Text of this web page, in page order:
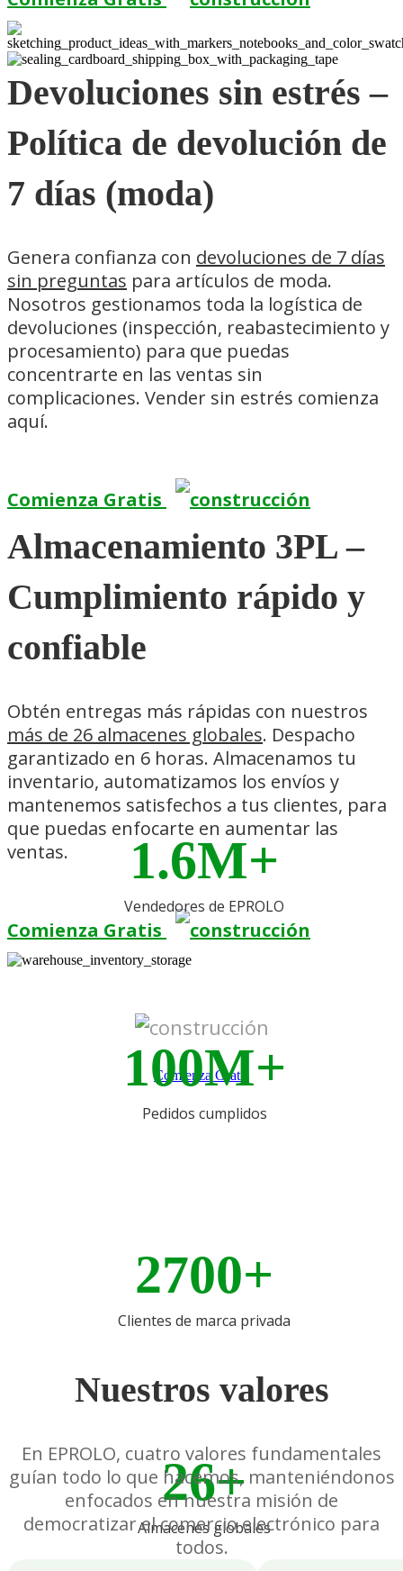
Devoluciones sin estrés –
Política de devolución de
7 días (moda)
Genera confianza con devoluciones de 7 días
sin preguntas para artículos de moda.
Nosotros gestionamos toda la logística de
devoluciones (inspección, reabastecimiento y
procesamiento) para que puedas
concentrarte en las ventas sin
complicaciones. Vender sin estrés comienza
aquí.
Comienza Gratis
Almacenamiento 3PL –
Cumplimiento rápido y
confiable
Obtén entregas más rápidas con nuestros
más de 26 almacenes globales. Despacho
garantizado en 6 horas. Almacenamos tu
inventario, automatizamos los envíos y
mantenemos satisfechos a tus clientes, para
que puedas enfocarte en aumentar las
ventas.
Comienza Gratis
Comienza Gratis
1.6M+
Vendedores de EPROLO
100M+
Pedidos cumplidos
2700+
Clientes de marca privada
26+
Almacenes globales
Nuestros valores
En EPROLO, cuatro valores fundamentales
guían todo lo que hacemos, manteniéndonos
enfocados en nuestra misión de
democratizar el comercio electrónico para
todos.